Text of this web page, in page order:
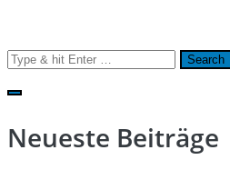
Search
for:
Neueste Beiträge